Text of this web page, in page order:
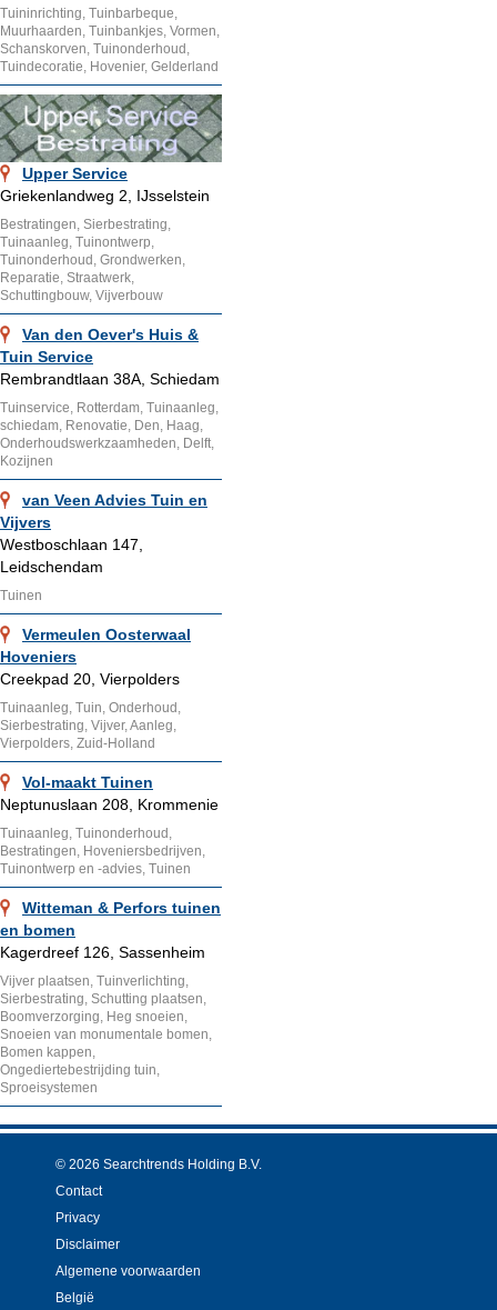
Tuininrichting, Tuinbarbeque,
Muurhaarden, Tuinbankjes, Vormen,
Schanskorven, Tuinonderhoud,
Tuindecoratie, Hovenier, Gelderland
Upper Service
Griekenlandweg 2, IJsselstein
Bestratingen, Sierbestrating,
Tuinaanleg, Tuinontwerp,
Tuinonderhoud, Grondwerken,
Reparatie, Straatwerk,
Schuttingbouw, Vijverbouw
Van den Oever's Huis &
Tuin Service
Rembrandtlaan 38A, Schiedam
Tuinservice, Rotterdam, Tuinaanleg,
schiedam, Renovatie, Den, Haag,
Onderhoudswerkzaamheden, Delft,
Kozijnen
van Veen Advies Tuin en
Vijvers
Westboschlaan 147,
Leidschendam
Tuinen
Vermeulen Oosterwaal
Hoveniers
Creekpad 20, Vierpolders
Tuinaanleg, Tuin, Onderhoud,
Sierbestrating, Vijver, Aanleg,
Vierpolders, Zuid-Holland
Vol-maakt Tuinen
Neptunuslaan 208, Krommenie
Tuinaanleg, Tuinonderhoud,
Bestratingen, Hoveniersbedrijven,
Tuinontwerp en -advies, Tuinen
Witteman & Perfors tuinen
en bomen
Kagerdreef 126, Sassenheim
Vijver plaatsen, Tuinverlichting,
Sierbestrating, Schutting plaatsen,
Boomverzorging, Heg snoeien,
Snoeien van monumentale bomen,
Bomen kappen,
Ongediertebestrijding tuin,
Sproeisystemen
© 2026 Searchtrends Holding B.V.
Contact
Privacy
Disclaimer
Algemene voorwaarden
België